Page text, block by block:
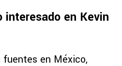
interesado en Kevin
en México,